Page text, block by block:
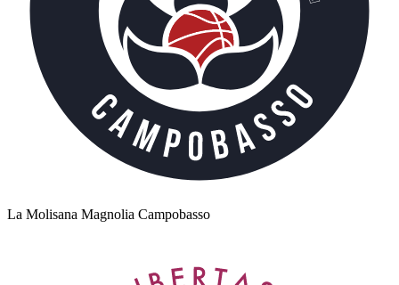
La Molisana Magnolia Campobasso